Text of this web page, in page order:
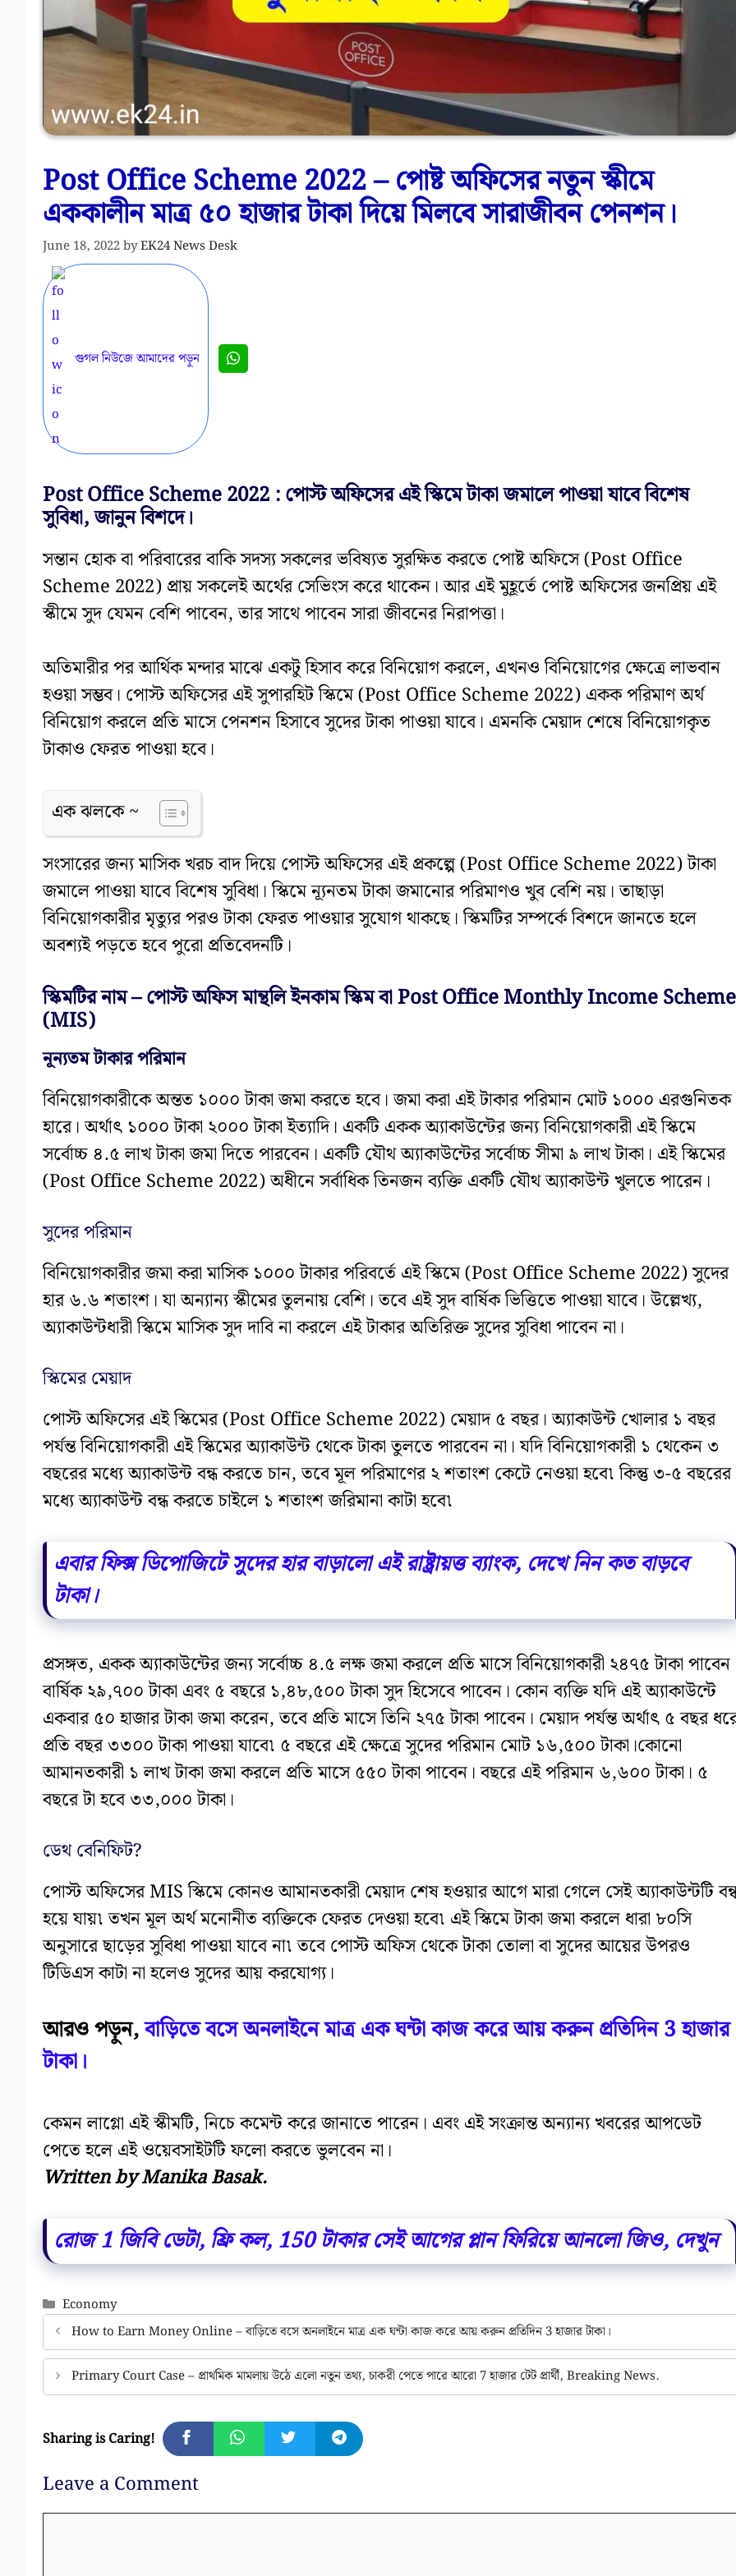
Post Office Scheme 2022 – পোষ্ট অফিসের নতুন স্কীমে
এককালীন মাত্র ৫০ হাজার টাকা দিয়ে মিলবে সারাজীবন পেনশন।
June 18, 2022byEK24 News Desk
গুগল নিউজে আমাদের পড়ুন
Post Office Scheme 2022 : পোস্ট অফিসের এই স্কিমে টাকা জমালে পাওয়া যাবে বিশেষ
সুবিধা, জানুন বিশদে।
সন্তান হোক বা পরিবারের বাকি সদস্য সকলের ভবিষ্যত সুরক্ষিত করতে পোষ্ট অফিসে (Post Office
Scheme 2022) প্রায় সকলেই অর্থের সেভিংস করে থাকেন। আর এই মুহূর্তে পোষ্ট অফিসের জনপ্রিয় এই
স্কীমে সুদ যেমন বেশি পাবেন, তার সাথে পাবেন সারা জীবনের নিরাপত্তা।
অতিমারীর পর আর্থিক মন্দার মাঝে একটু হিসাব করে বিনিয়োগ করলে, এখনও বিনিয়োগের ক্ষেত্রে লাভবান
হওয়া সম্ভব। পোস্ট অফিসের এই সুপারহিট স্কিমে (Post Office Scheme 2022) একক পরিমাণ অর্থ
বিনিয়োগ করলে প্রতি মাসে পেনশন হিসাবে সুদের টাকা পাওয়া যাবে। এমনকি মেয়াদ শেষে বিনিয়োগকৃত
টাকাও ফেরত পাওয়া হবে।
এক ঝলকে ~
সংসারের জন্য মাসিক খরচ বাদ দিয়ে পোস্ট অফিসের এই প্রকল্পে (Post Office Scheme 2022) টাকা
জমালে পাওয়া যাবে বিশেষ সুবিধা। স্কিমে ন্যূনতম টাকা জমানোর পরিমাণও খুব বেশি নয়। তাছাড়া
বিনিয়োগকারীর মৃত্যুর পরও টাকা ফেরত পাওয়ার সুযোগ থাকছে। স্কিমটির সম্পর্কে বিশদে জানতে হলে
অবশ্যই পড়তে হবে পুরো প্রতিবেদনটি।
স্কিমটির নাম – পোস্ট অফিস মান্থলি ইনকাম স্কিম বা Post Office Monthly Income Scheme
(MIS)
নূন্যতম টাকার পরিমান
বিনিয়োগকারীকে অন্তত ১০০০ টাকা জমা করতে হবে। জমা করা এই টাকার পরিমান মোট ১০০০ এরগুনিতক
হারে। অর্থাৎ ১০০০ টাকা ২০০০ টাকা ইত্যাদি। একটি একক অ্যাকাউন্টের জন্য বিনিয়োগকারী এই স্কিমে
সর্বোচ্চ ৪.৫ লাখ টাকা জমা দিতে পারবেন। একটি যৌথ অ্যাকাউন্টের সর্বোচ্চ সীমা ৯ লাখ টাকা। এই স্কিমের
(Post Office Scheme 2022) অধীনে সর্বাধিক তিনজন ব্যক্তি একটি যৌথ অ্যাকাউন্ট খুলতে পারেন।
সুদের পরিমান
বিনিয়োগকারীর জমা করা মাসিক ১০০০ টাকার পরিবর্তে এই স্কিমে (Post Office Scheme 2022) সুদের
হার ৬.৬ শতাংশ। যা অন্যান্য স্কীমের তুলনায় বেশি। তবে এই সুদ বার্ষিক ভিত্তিতে পাওয়া যাবে। উল্লেখ্য,
অ্যাকাউন্টধারী স্কিমে মাসিক সুদ দাবি না করলে এই টাকার অতিরিক্ত সুদের সুবিধা পাবেন না।
স্কিমের মেয়াদ
পোস্ট অফিসের এই স্কিমের (Post Office Scheme 2022) মেয়াদ ৫ বছর। অ্যাকাউন্ট খোলার ১ বছর
পর্যন্ত বিনিয়োগকারী এই স্কিমের অ্যাকাউন্ট থেকে টাকা তুলতে পারবেন না। যদি বিনিয়োগকারী ১ থেকেন ৩
বছরের মধ্যে অ্যাকাউন্ট বন্ধ করতে চান, তবে মূল পরিমাণের ২ শতাংশ কেটে নেওয়া হবে৷ কিন্তু ৩-৫ বছরের
মধ্যে অ্যাকাউন্ট বন্ধ করতে চাইলে ১ শতাংশ জরিমানা কাটা হবে৷
এবার ফিক্স ডিপোজিটে সুদের হার বাড়ালো এই রাষ্ট্রায়ত্ত ব্যাংক, দেখে নিন কত বাড়বে
টাকা।
প্রসঙ্গত, একক অ্যাকাউন্টের জন্য সর্বোচ্চ ৪.৫ লক্ষ জমা করলে প্রতি মাসে বিনিয়োগকারী ২৪৭৫ টাকা
বার্ষিক ২৯,৭০০ টাকা এবং ৫ বছরে ১,৪৮,৫০০ টাকা সুদ হিসেবে পাবেন। কোন ব্যক্তি যদি এই অ্যাকাউন্টে
একবার ৫০ হাজার টাকা জমা করেন, তবে প্রতি মাসে তিনি ২৭৫ টাকা পাবেন। মেয়াদ পর্যন্ত অর্থাৎ ৫ বছর
প্রতি বছর ৩৩০০ টাকা পাওয়া যাবে৷ ৫ বছরে এই ক্ষেত্রে সুদের পরিমান মোট ১৬,৫০০ টাকা।কোনো
আমানতকারী ১ লাখ টাকা জমা করলে প্রতি মাসে ৫৫০ টাকা পাবেন। বছরে এই পরিমান ৬,৬০০ টাকা। ৫
বছরে টা হবে ৩৩,০০০ টাকা।
ডেথ বেনিফিট?
পোস্ট অফিসের MIS স্কিমে কোনও আমানতকারী মেয়াদ শেষ হওয়ার আগে মারা গেলে সেই অ্যাকাউন্টটি
হয়ে যায়৷ তখন মূল অর্থ মনোনীত ব্যক্তিকে ফেরত দেওয়া হবে৷ এই স্কিমে টাকা জমা করলে ধারা ৮০সি
অনুসারে ছাড়ের সুবিধা পাওয়া যাবে না৷ তবে পোস্ট অফিস থেকে টাকা তোলা বা সুদের আয়ের উপরও
টিডিএস কাটা না হলেও সুদের আয় করযোগ্য।
আরও পড়ুন,বাড়িতে বসে অনলাইনে মাত্র এক ঘন্টা কাজ করে আয় করুন প্রতিদিন 3 হাজার
টাকা।
কেমন লাগ্লো এই স্কীমটি, নিচে কমেন্ট করে জানাতে পারেন। এবং এই সংক্রান্ত অন্যান্য খবরের আপডেট
পেতে হলে এই ওয়েবসাইটটি ফলো করতে ভুলবেন না।
Written by Manika Basak.
রোজ 1 জিবি ডেটা, ফ্রি কল, 150 টাকার সেই আগের প্লান ফিরিয়ে আনলো জিও, দেখুন
Categories
Economy
How to Earn Money Online – বাড়িতে বসে অনলাইনে মাত্র এক ঘন্টা কাজ করে আয় করুন প্রতিদিন 3 হাজার টাকা।
Primary Court Case – প্রাথমিক মামলায় উঠে এলো নতুন তথ্য, চাকরী পেতে পারে আরো 7 হাজার টেট প্রার্থী, Breaking News.
Sharing is Caring!
Leave a Comment